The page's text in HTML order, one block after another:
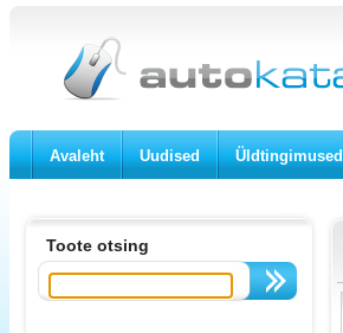
Avaleht Uudised Üldtingimused
Toote otsing